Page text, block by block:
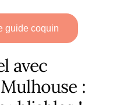
guide coquin
avec
: